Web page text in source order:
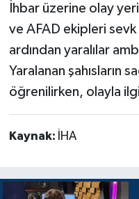
İhbar üzerine olay
ve AFAD ekipleri sevk
ardından yaralılar
Yaralanan şahısların
öğrenilirken, olayla
Kaynak: İHA